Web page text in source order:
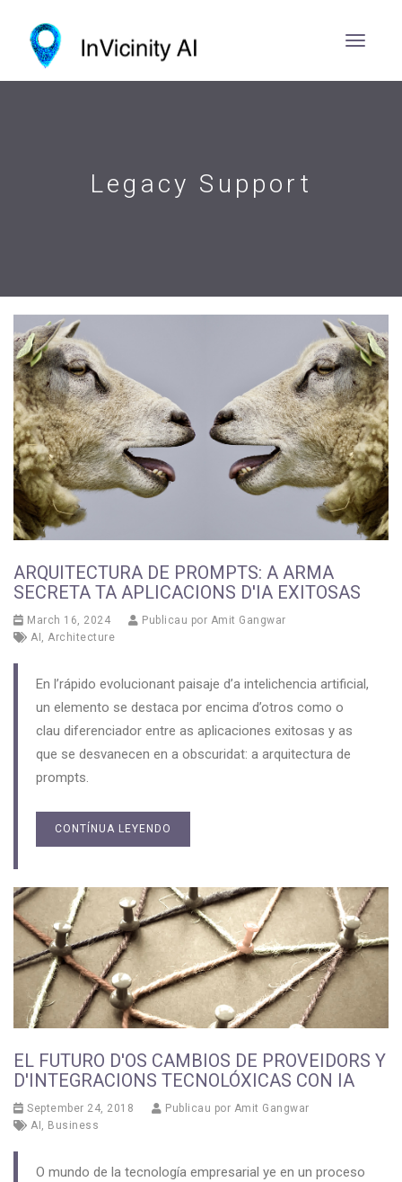
Legacy Support
ARQUITECTURA DE PROMPTS: A ARMA
SECRETA TA APLICACIONS D'IA EXITOSAS
March 16, 2024 Publicau por Amit Gangwar
AI , Architecture
En l’rápido evolucionant paisaje d’a intelichencia artificial,
un elemento se destaca por encima d’otros como o
clau diferenciador entre as aplicaciones exitosas y as
que se desvanecen en a obscuridat: a arquitectura de
prompts.
CONTÍNUA LEYENDO
EL FUTURO D'OS CAMBIOS DE PROVEIDORS Y
D'INTEGRACIONS TECNOLÓXICAS CON IA
September 24, 2018 Publicau por Amit Gangwar
AI , Business
O mundo de la tecnología empresarial ye en un proceso